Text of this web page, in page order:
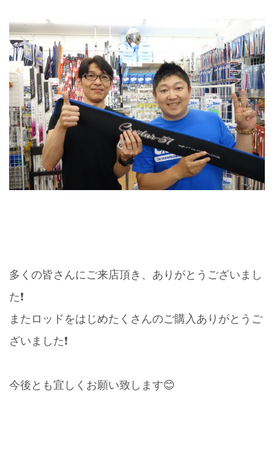
多くの皆さんにご来店頂き、ありがとうございまし
た❗️
またロッドをはじめたくさんのご購入ありがとうご
ざいました❗️
今後とも宜しくお願い致します😊